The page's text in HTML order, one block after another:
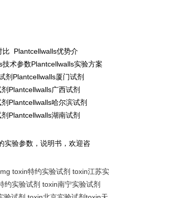
比 Plantcellwalls优势介
技术参数Plantcellwalls实验方案
剂 Plantcellwalls厦门试剂
Plantcellwalls广西试剂
Plantcellwalls哈尔滨试剂
Plantcellwalls湖南试剂
实验参数，说明书，欢迎咨
toxin特约实验试剂 toxin江苏实
约实验试剂 toxin南宁实验试剂